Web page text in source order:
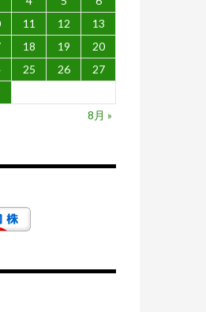
11 12
13
18 19
20
25 26
27
8月 »